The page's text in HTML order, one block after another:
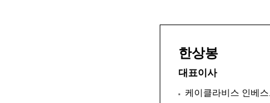
한상봉
대표이사
케이클라비스 인베